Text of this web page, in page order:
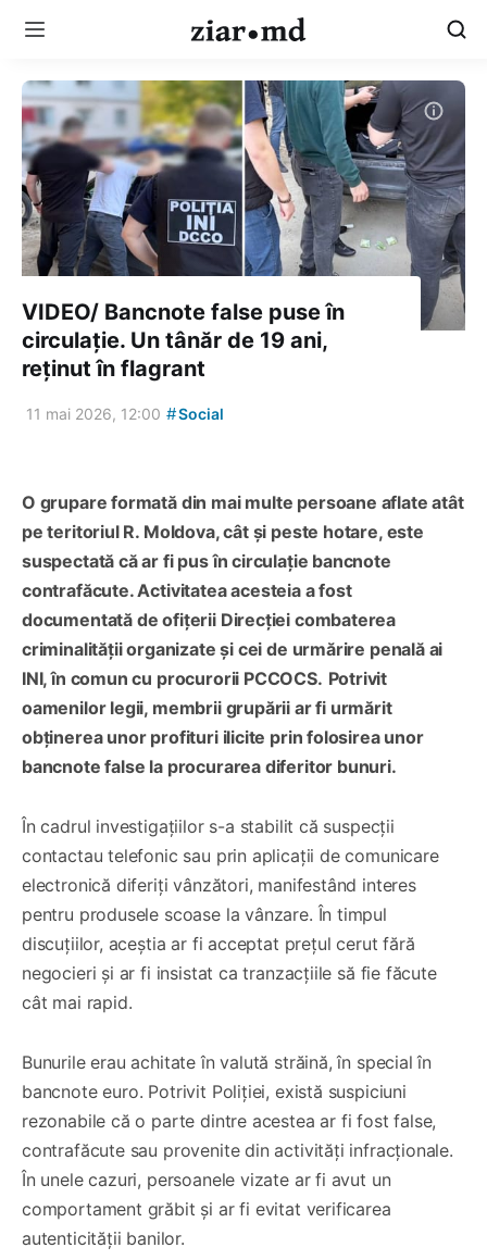
VIDEO/ Bancnote false puse în
circulație. Un tânăr de 19 ani,
reținut în flagrant
11 mai 2026, 12:00 #Social
O grupare formată din mai multe persoane aflate atât
pe teritoriul R. Moldova, cât și peste hotare, este
suspectată că ar fi pus în circulație bancnote
contrafăcute. Activitatea acesteia a fost
documentată de ofițerii Direcției combaterea
criminalității organizate și cei de urmărire penală ai
INI, în comun cu procurorii PCCOCS. Potrivit
oamenilor legii, membrii grupării ar fi urmărit
obținerea unor profituri ilicite prin folosirea unor
bancnote false la procurarea diferitor bunuri.
În cadrul investigațiilor s-a stabilit că suspecții
contactau telefonic sau prin aplicații de comunicare
electronică diferiți vânzători, manifestând interes
pentru produsele scoase la vânzare. În timpul
discuțiilor, aceștia ar fi acceptat prețul cerut fără
negocieri și ar fi insistat ca tranzacțiile să fie făcute
cât mai rapid.
Bunurile erau achitate în valută străină, în special în
bancnote euro. Potrivit Poliției, există suspiciuni
rezonabile că o parte dintre acestea ar fi fost false,
contrafăcute sau provenite din activități infracționale.
În unele cazuri, persoanele vizate ar fi avut un
comportament grăbit și ar fi evitat verificarea
autenticității banilor.